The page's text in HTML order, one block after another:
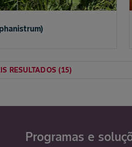
RESULTADOS (15)
Programas e